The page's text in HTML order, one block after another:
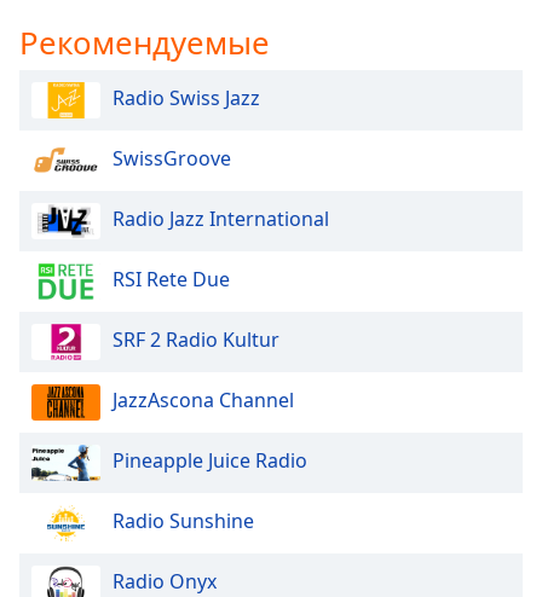
Background
Opacity
Caption
Background
Рекомендуемые
Radio Swiss Jazz
SwissGroove
Radio Jazz International
RSI Rete Due
SRF 2 Radio Kultur
JazzAscona Channel
Pineapple Juice Radio
Radio Sunshine
Radio Onyx